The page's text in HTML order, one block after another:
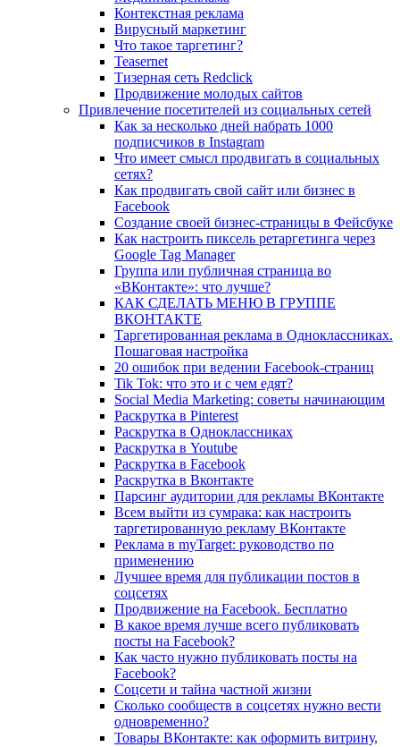
Контекстная реклама
Вирусный маркетинг
Что такое таргетинг?
Teasernet
Тизерная сеть Redclick
Продвижение молодых сайтов
Привлечение посетителей из социальных сетей
Как за несколько дней набрать 1000
подписчиков в Instagram
Что имеет смысл продвигать в социальных
сетях?
Как продвигать свой сайт или бизнес в
Facebook
Создание своей бизнес-страницы в Фейсбуке
Как настроить пиксель ретаргетинга через
Google Tag Manager
Группа или публичная страница во
«ВКонтакте»: что лучше?
КАК СДЕЛАТЬ МЕНЮ В ГРУППЕ
ВКОНТАКТЕ
Таргетированная реклама в Одноклассниках.
Пошаговая настройка
20 ошибок при ведении Facebook-страниц
Tik Tok: что это и с чем едят?
Social Media Marketing: советы начинающим
Раскрутка в Pinterest
Раскрутка в Одноклассниках
Раскрутка в Youtube
Раскрутка в Facebook
Раскрутка в Вконтакте
Парсинг аудитории для рекламы ВКонтакте
Всем выйти из сумрака: как настроить
таргетированную рекламу ВКонтакте
Реклама в myTarget: руководство по
применению
Лучшее время для публикации постов в
соцсетях
Продвижение на Facebook. Бесплатно
В какое время лучше всего публиковать
посты на Facebook?
Как часто нужно публиковать посты на
Facebook?
Соцсети и тайна частной жизни
Сколько сообществ в соцсетях нужно вести
одновременно?
Товары ВКонтакте: как оформить витрину,